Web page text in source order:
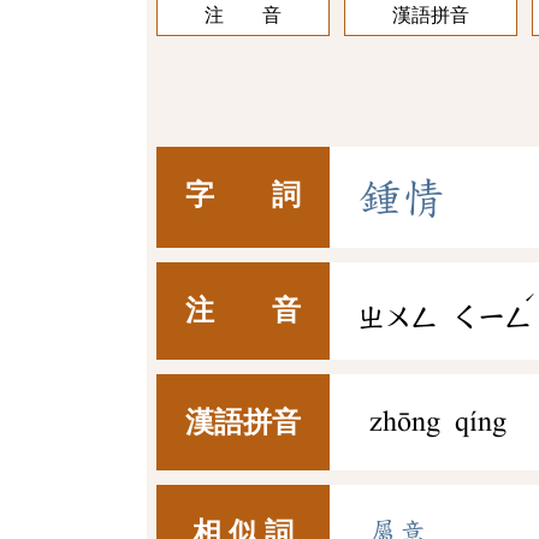
注 音 漢語拼音
字 詞 鍾情
注 音 ㄓㄨㄥ ㄑㄧㄥ
ˊ
漢語拼音 zhōng qíng
屬意